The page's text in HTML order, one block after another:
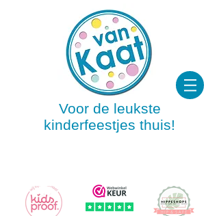
Voor de leukste
kinderfeestjes thuis!